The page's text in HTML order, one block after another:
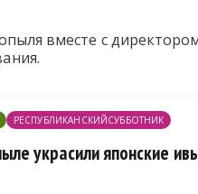
вместе с
РЕСПУБЛИКАНСКИЙСУББОТНИК
украсили японские